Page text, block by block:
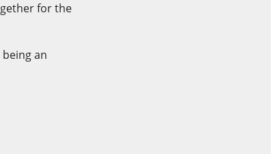
for the
an